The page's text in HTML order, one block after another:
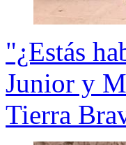
"¿Estás
Junior y
Tierra